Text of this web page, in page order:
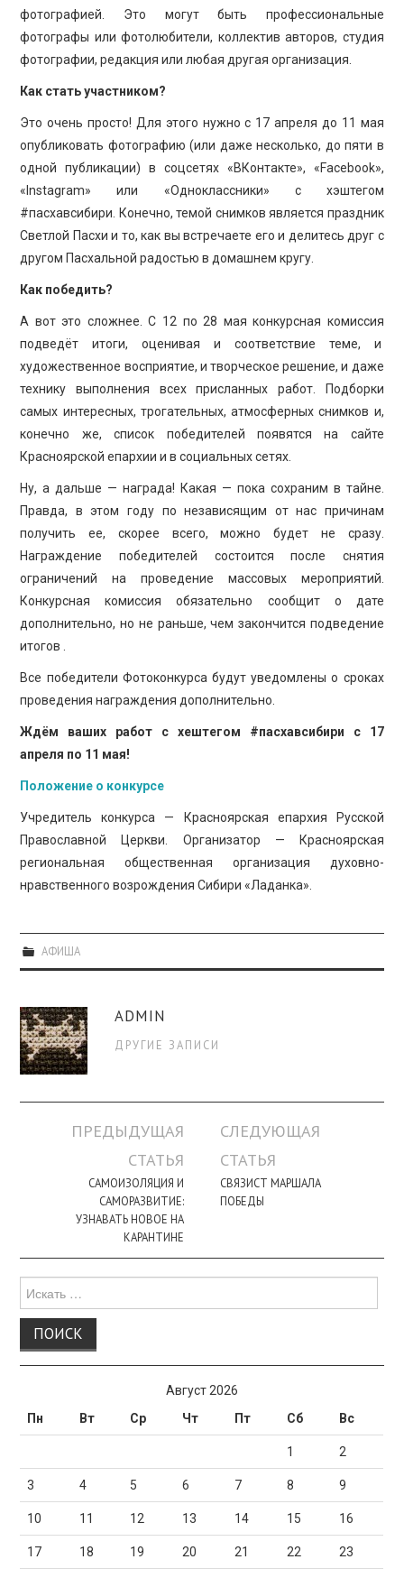
фотографией. Это могут быть профессиональные
фотографы или фотолюбители, коллектив авторов, студия
фотографии, редакция или любая другая организация.
Как стать участником?
Это очень просто! Для этого нужно с 17 апреля до 11 мая
опубликовать фотографию (или даже несколько, до пяти в
одной публикации) в соцсетях «ВКонтакте», «Facebook»,
«Instagram» или «Одноклассники» с хэштегом
#пасхавсибири. Конечно, темой снимков является праздник
Светлой Пасхи и то, как вы встречаете его и делитесь друг с
другом Пасхальной радостью в домашнем кругу.
Как победить?
А вот это сложнее. С 12 по 28 мая конкурсная комиссия
подведёт итоги, оценивая и соответствие теме, и
художественное восприятие, и творческое решение, и даже
технику выполнения всех присланных работ. Подборки
самых интересных, трогательных, атмосферных снимков и,
конечно же, список победителей появятся на сайте
Красноярской епархии и в социальных сетях.
Ну, а дальше — награда! Какая — пока сохраним в тайне.
Правда, в этом году по независящим от нас причинам
получить ее, скорее всего, можно будет не сразу.
Награждение победителей состоится после снятия
ограничений на проведение массовых мероприятий.
Конкурсная комиссия обязательно сообщит о дате
дополнительно, но не раньше, чем закончится подведение
итогов .
Все победители Фотоконкурса будут уведомлены о сроках
проведения награждения дополнительно.
Ждём ваших работ с хештегом #пасхавсибири с 17
апреля по 11 мая!
Положение о конкурсе
Учредитель конкурса — Красноярская епархия Русской
Православной Церкви. Организатор — Красноярская
региональная общественная организация духовно-
нравственного возрождения Сибири «Ладанка».
АФИША
ADMIN
ДРУГИЕ ЗАПИСИ
Навигация
записи
ПРЕДЫДУЩАЯ
СТАТЬЯ
САМОИЗОЛЯЦИЯ И
САМОРАЗВИТИЕ:
УЗНАВАТЬ НОВОЕ НА
КАРАНТИНЕ
СЛЕДУЮЩАЯ
СТАТЬЯ
СВЯЗИСТ МАРШАЛА
ПОБЕДЫ
для:
Август 2026
Пн
Вт Ср Чт Пт Сб Вс
1 2
3 4 5 6 7 8 9
10 11 12 13 14 15 16
17 18 19 20 21 22 23